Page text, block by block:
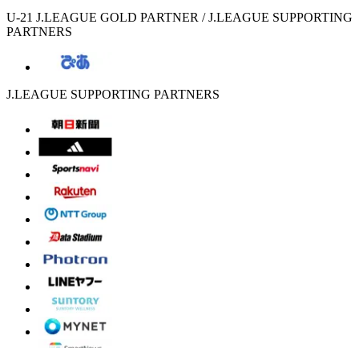
U-21 J.LEAGUE GOLD PARTNER / J.LEAGUE SUPPORTING
PARTNERS
J.LEAGUE SUPPORTING PARTNERS